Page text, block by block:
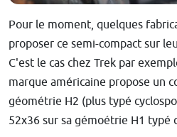
Pour le moment, quelques
proposer ce semi-compact sur
C'est le cas chez Trek par
marque américaine propose un
géométrie H2 (plus typé
52x36 sur sa gémoétrie H1 typé